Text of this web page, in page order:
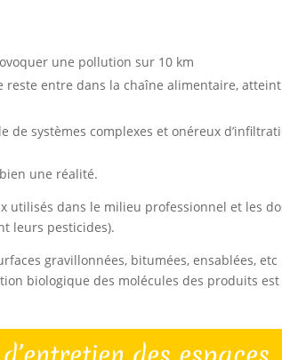
une pollution sur 10 km
entre dans la chaîne alimentaire,
de systèmes complexes et onéreux
une réalité.
dans le milieu professionnel et les
leurs pesticides).
gravillonnées, bitumées, ensablées,
biologique des molécules des produits